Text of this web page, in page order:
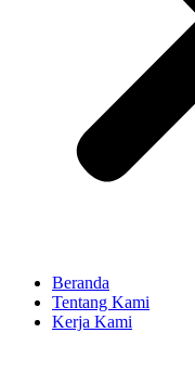
Beranda
Tentang Kami
Kerja Kami